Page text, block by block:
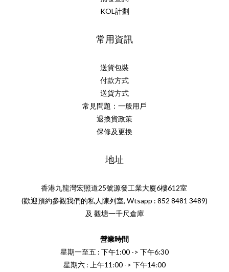
KOL計劃
常用資訊
送貨包裝
付款方式
送貨方式
常見問題：一般用戶
退換貨政策
保修及更換
地址
香港九龍灣宏照道25號源發工業大廈6樓612室
(歡迎預約參觀我們的私人陳列室, Wtsapp : 852 8481 3489)
及 觀塘一千尺倉庫
營業時間
星期一至五 : 下午1:00 -> 下午6:30
星期六 : 上午11:00 -> 下午14:00